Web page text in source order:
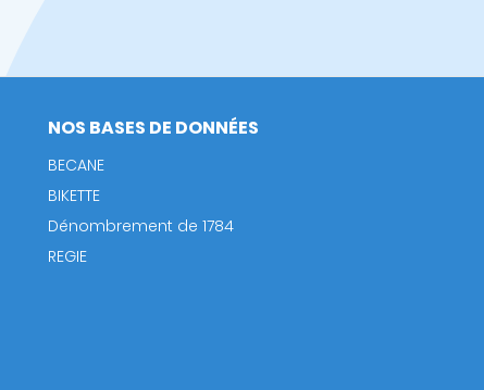
NOS BASES DE DONNÉES
BECANE
BIKETTE
Dénombrement de 1784
REGIE